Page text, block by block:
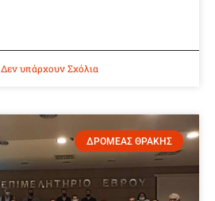
Δεν υπάρχουν Σχόλια
ΔΡΟΜΕΑΣ ΘΡΑΚΗΣ